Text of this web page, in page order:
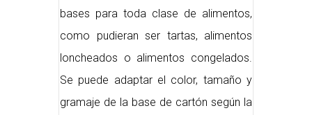
bases para toda clase de alimentos,
como pudieran ser tartas, alimentos
loncheados o alimentos congelados.
Se puede adaptar el color, tamaño y
gramaje de la base de cartón según la